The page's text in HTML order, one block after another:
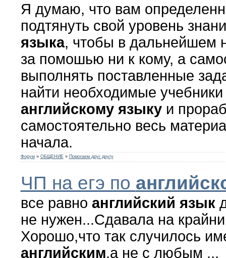
Я думаю, что вам
подтянуть свой уровень
языка, чтобы в дальнейшем
за помошью ни к кому, а
выполнять поставленные
найти необходимые
английскому языкуи
самостоятельно весь
начала.
Форум » ОБЩЕНИЕ » Помогаем друг другу
ЧП на егэ по
все равно английский язык
не нужен...Сдавала на
Хорошо,что так случилось
английским,а не с любым ...